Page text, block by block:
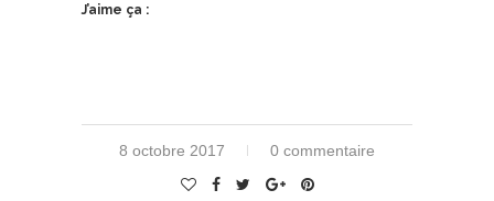
J’aime ça :
8 octobre 2017 0 commentaire